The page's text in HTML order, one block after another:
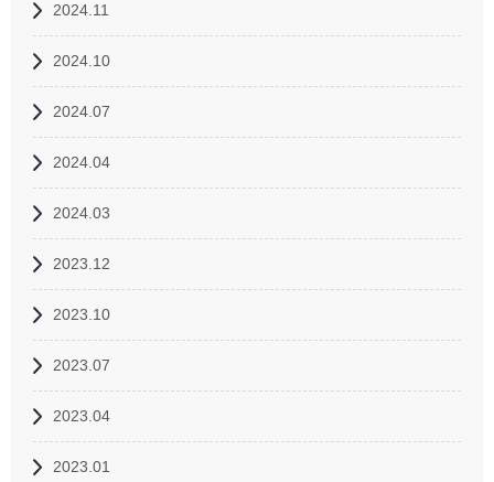
2024.11
2024.10
2024.07
2024.04
2024.03
2023.12
2023.10
2023.07
2023.04
2023.01